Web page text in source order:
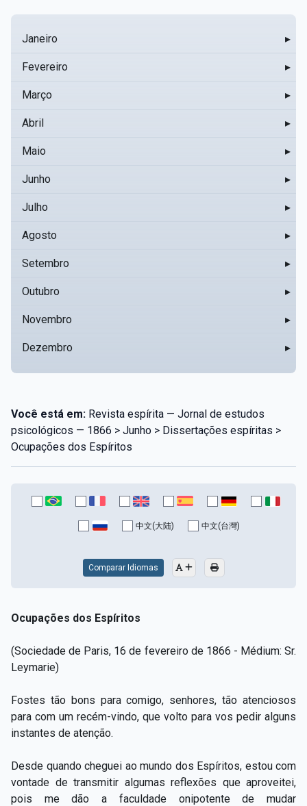
Janeiro ▸
Fevereiro ▸
Março ▸
Abril ▸
Maio ▸
Junho ▸
Julho ▸
Agosto ▸
Setembro ▸
Outubro ▸
Novembro ▸
Dezembro ▸
Você está em: Revista espírita — Jornal de estudos
psicológicos — 1866 > Junho > Dissertações espíritas >
Ocupações dos Espíritos
中文(大陆) 中文(台灣)
Comparar Idiomas
Ocupações dos Espíritos
(Sociedade de Paris, 16 de fevereiro de 1866 - Médium: Sr.
Leymarie)
Fostes tão bons para comigo, senhores, tão atenciosos
para com um recém-vindo, que volto para vos pedir alguns
instantes de atenção.
Desde quando cheguei ao mundo dos Espíritos, estou com
vontade de transmitir algumas reflexões que aproveitei,
pois me dão a faculdade onipotente de mudar